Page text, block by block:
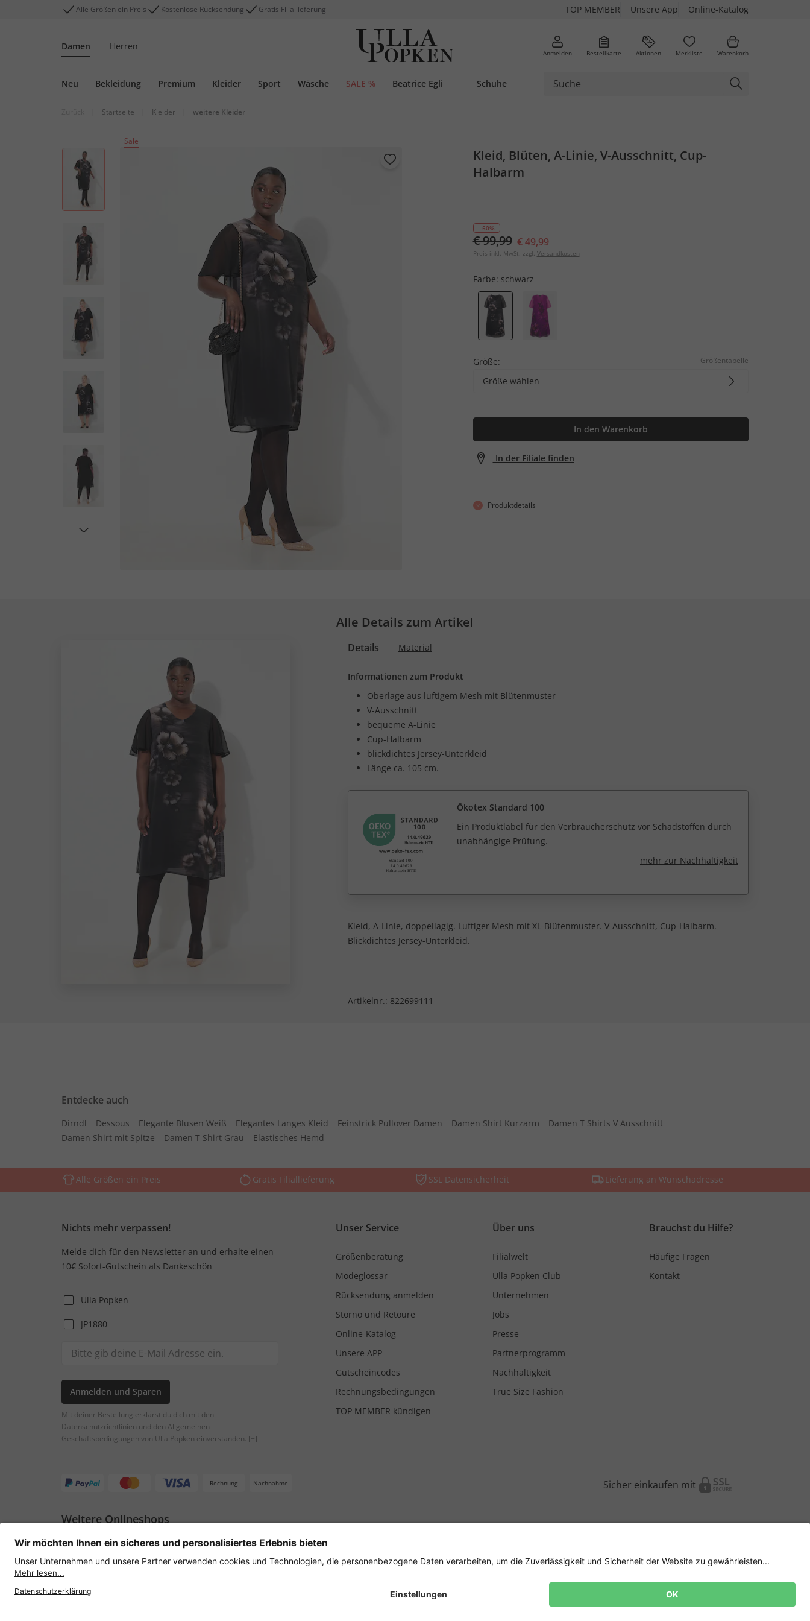
Alle Größen ein Preis Kostenlose Rücksendung Gratis Filiallieferung TOP MEMBER Unsere App Online-Katalog
Damen Herren
Anmelden Bestellkarte Aktionen Merkliste Warenkorb
Neu Bekleidung Premium Kleider Sport Wäsche SALE % Beatrice Egli Schuhe
| Startseite | Kleider | weitere Kleider
Sale
Kleid, Blüten, A-Linie, V-Ausschnitt, Cup-
Halbarm
- 50%
€ 99,99 € 49,99
Preis inkl. MwSt. zzgl. Versandkosten
Farbe: schwarz
Größe: Größentabelle
Größe wählen
In den Warenkorb
In der Filiale finden
Produktdetails
Alle Details zum Artikel
Details Material
Informationen zum Produkt
Oberlage aus luftigem Mesh mit Blütenmuster
V-Ausschnitt
bequeme A-Linie
Cup-Halbarm
blickdichtes Jersey-Unterkleid
Länge ca. 105 cm.
Ökotex Standard 100
Ein Produktlabel für den Verbraucherschutz vor Schadstoffen durch
unabhängige Prüfung.
mehr zur Nachhaltigkeit
Kleid, A-Linie, doppellagig. Luftiger Mesh mit XL-Blütenmuster. V-Ausschnitt, Cup-Halbarm.
Blickdichtes Jersey-Unterkleid.
Artikelnr.: 822699111
Entdecke auch
Dirndl Dessous Elegante Blusen Weiß Elegantes Langes Kleid Feinstrick Pullover Damen Damen Shirt Kurzarm
Damen T Shirts V Ausschnitt
Damen Shirt mit Spitze
Damen T Shirt Grau Elastisches Hemd
Alle Größen ein Preis Gratis Filiallieferung SSL Datensicherheit Lieferung an Wunschadresse
Nichts mehr verpassen!
Melde dich für den Newsletter an und erhalte einen
10€ Sofort-Gutschein als Dankeschön
Ulla Popken
JP1880
Anmelden und Sparen
Mit deiner Bestellung erklärst du dich mit den
Datenschutzrichtlinien und den Allgemeinen
Geschäftsbedingungen von Ulla Popken einverstanden. [+]
Unser Service
Größenberatung
Modeglossar
Rücksendung anmelden
Storno und Retoure
Online-Katalog
Unsere APP
Gutscheincodes
Rechnungsbedingungen
TOP MEMBER kündigen
Über uns
Filialwelt
Ulla Popken Club
Unternehmen
Jobs
Presse
Partnerprogramm
Nachhaltigkeit
True Size Fashion
Brauchst du Hilfe?
Häufige Fragen
Kontakt
Rechnung Nachnahme Sicher einkaufen mit
Weitere Onlineshops
Österreich